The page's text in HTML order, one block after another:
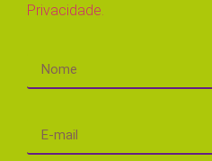
Privacidade.